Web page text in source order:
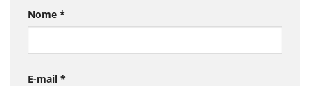
Nome *
E-mail *